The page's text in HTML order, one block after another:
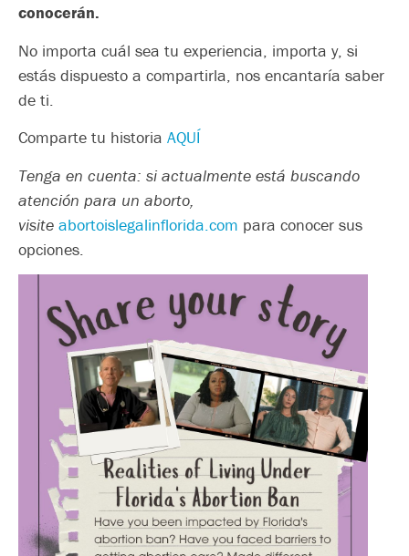
conocerán.
No importa cuál sea tu experiencia, importa y, si
estás dispuesto a compartirla, nos encantaría saber
de ti.
Comparte tu historia AQUÍ
Tenga en cuenta: si actualmente está buscando
atención para un aborto,
visite abortoislegalinflorida.com para conocer sus
opciones.